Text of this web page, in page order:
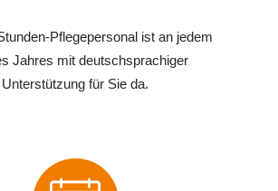
Pflegepersonal ist an jedem
Jahres mit deutschsprachiger
Unterstützung für Sie da.